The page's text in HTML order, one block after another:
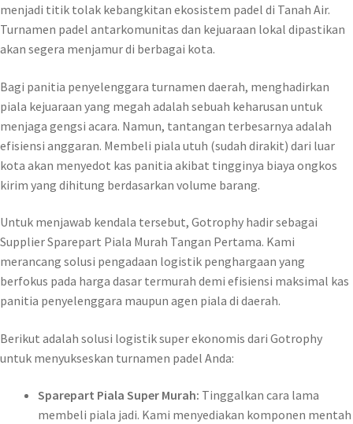
menjadi titik tolak kebangkitan ekosistem padel di Tanah Air.
Turnamen padel antarkomunitas dan kejuaraan lokal dipastikan
akan segera menjamur di berbagai kota.
Bagi panitia penyelenggara turnamen daerah, menghadirkan
piala kejuaraan yang megah adalah sebuah keharusan untuk
menjaga gengsi acara. Namun, tantangan terbesarnya adalah
efisiensi anggaran. Membeli piala utuh (sudah dirakit) dari luar
kota akan menyedot kas panitia akibat tingginya biaya ongkos
kirim yang dihitung berdasarkan volume barang.
Untuk menjawab kendala tersebut, Gotrophy hadir sebagai
Supplier Sparepart Piala Murah Tangan Pertama. Kami
merancang solusi pengadaan logistik penghargaan yang
berfokus pada harga dasar termurah demi efisiensi maksimal kas
panitia penyelenggara maupun agen piala di daerah.
Berikut adalah solusi logistik super ekonomis dari Gotrophy
untuk menyukseskan turnamen padel Anda:
Sparepart Piala Super Murah: Tinggalkan cara lama
membeli piala jadi. Kami menyediakan komponen mentah